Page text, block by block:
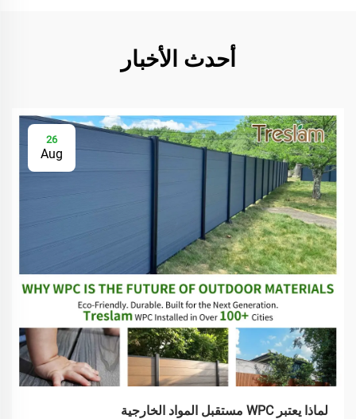
أحدث الأخبار
26
Aug
لماذا يعتبر WPC مستقبل المواد الخارجية